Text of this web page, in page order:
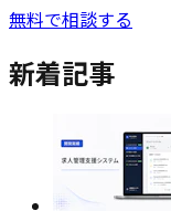
無料で相談する
新着記事